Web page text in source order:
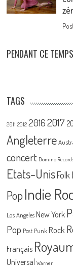
PENDANT CE
TAGS
2011 2012 20162017
Angleterre
concert Domino
Etats-UnisFolk
PopIndie
Los Angeles New York
Pop Post Punk Rock
Français
Universal Warner